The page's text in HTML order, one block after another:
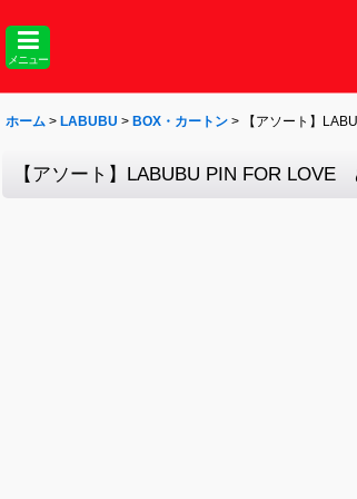
メニュー
ホーム > LABUBU > BOX・カートン > 【アソート】
【アソート】LABUBU PIN FOR LOVE